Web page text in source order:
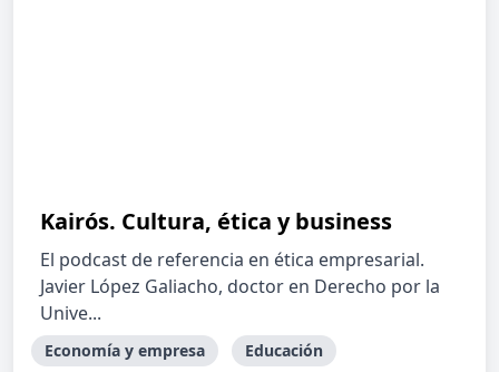
Kairós. Cultura, ética y business
El podcast de referencia en ética empresarial.
Javier López Galiacho, doctor en Derecho por la
Unive...
Economía y empresa
Educación